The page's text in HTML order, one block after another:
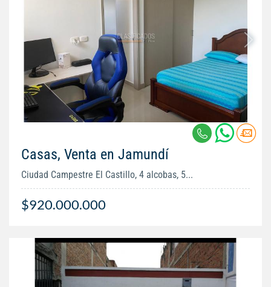
Casas, Venta en Jamundí
Ciudad Campestre El Castillo, 4 alcobas, 5...
$920.000.000